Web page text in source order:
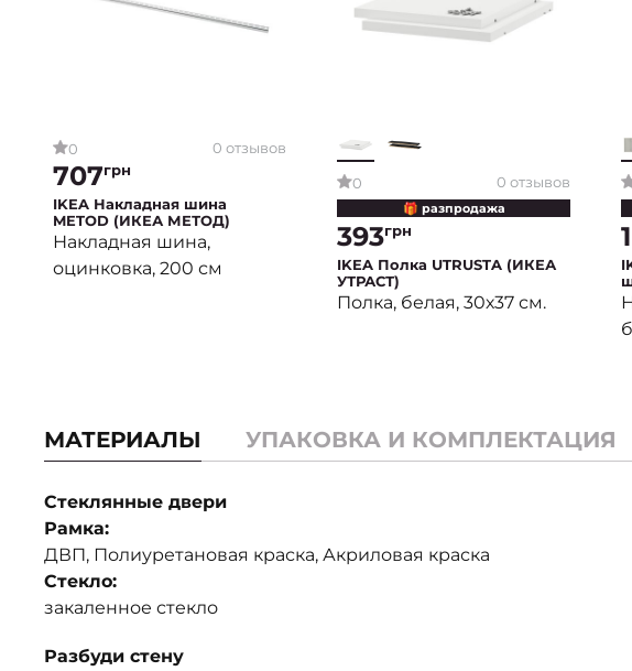
0 0 отзывов
707грн
IKEA Накладная шина
METOD (ИКЕА МЕТОД)
Накладная шина,
оцинковка, 200 см
0 0 отзывов
🎁 разпродажа
393грн
IKEA Полка UTRUSTA (ИКЕА
УТРАСТ)
Полка, белая, 30х37 см.
МАТЕРИАЛЫ УПАКОВКА И КОМПЛЕКТАЦИЯ
Стеклянные двери
Рамка:
ДВП, Полиуретановая краска, Акриловая краска
Стекло:
закаленное стекло
Разбуди стену